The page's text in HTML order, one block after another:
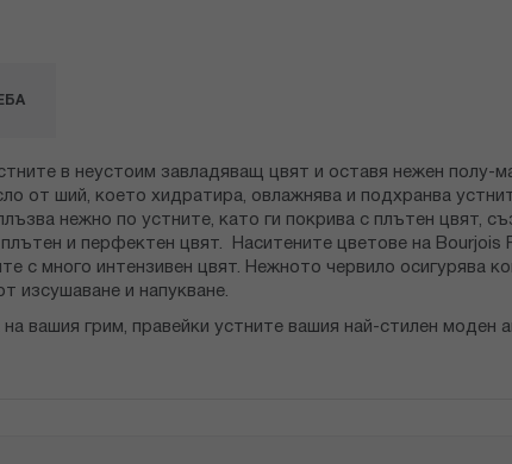
в неустоим завладяващ цвят и оставя нежен
от ший, което хидратира, овлажнява и подхранва
нежно по устните, като ги покрива с плътен
и перфектен цвят. Наситените цветове на
с много интензивен цвят. Нежното червило
изсушаване и напукване.
вашия грим, правейки устните вашия най-стилен моден